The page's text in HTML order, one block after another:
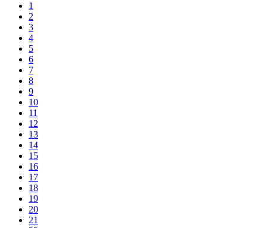
1
2
3
4
5
6
7
8
9
10
11
12
13
14
15
16
17
18
19
20
21